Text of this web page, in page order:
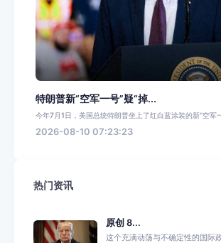
特朗普新“空军一号”疑“掉...
今年7月1日，美国总统特朗普坐上了红白蓝涂装的新“空军
2026-08-10 07:23:23
热门资讯
原创 8...
这个充满动荡与不确定性的国际